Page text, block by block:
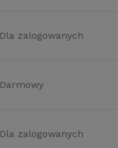
Dla zalogowanych
Darmowy
Dla zalogowanych